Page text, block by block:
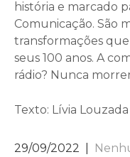
história e marcado
Comunicação. São
transformações
seus 100 anos. A
rádio? Nunca
Texto: Lívia
29/09/2022